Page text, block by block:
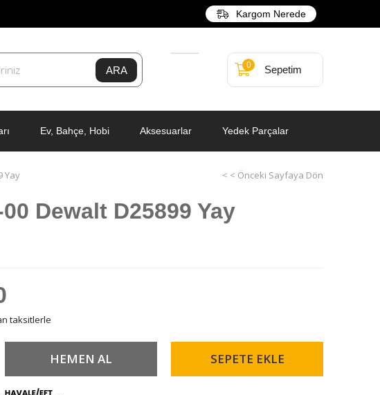
Kargom Nerede
Sepetim
0
Ev, Bahçe, Hobi Aksesuarlar Yedek Parçalar
Yay < < Önceki Sayfaya Dön
Dewalt D25899 Yay
taksitlerle